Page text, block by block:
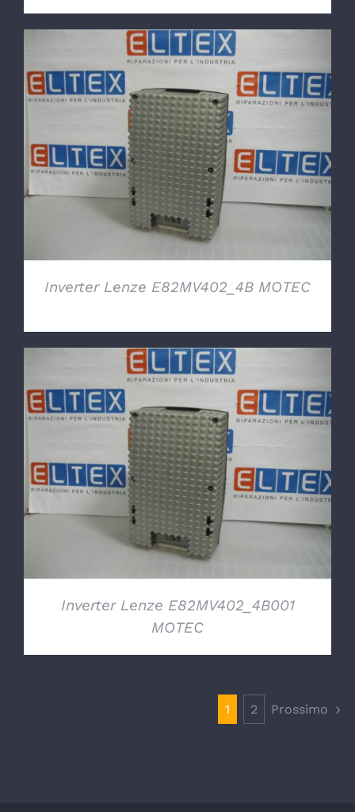
DETTAGLI
Inverter Lenze E82MV402_4B MOTEC
DETTAGLI
Inverter Lenze E82MV402_4B001
MOTEC
1 2 Prossimo